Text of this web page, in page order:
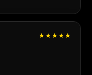
★★★★★